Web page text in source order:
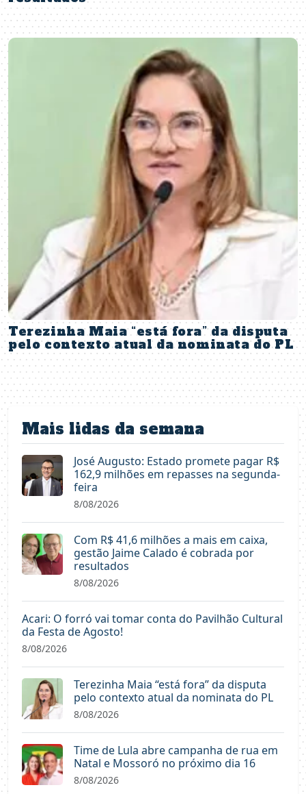
Terezinha Maia “está fora” da disputa
pelo contexto atual da nominata do PL
Mais lidas da semana
José Augusto: Estado promete pagar R$
162,9 milhões em repasses na segunda-
feira
8/08/2026
Com R$ 41,6 milhões a mais em caixa,
gestão Jaime Calado é cobrada por
resultados
8/08/2026
Acari: O forró vai tomar conta do Pavilhão Cultural
da Festa de Agosto!
8/08/2026
Terezinha Maia “está fora” da disputa
pelo contexto atual da nominata do PL
8/08/2026
Time de Lula abre campanha de rua em
Natal e Mossoró no próximo dia 16
8/08/2026